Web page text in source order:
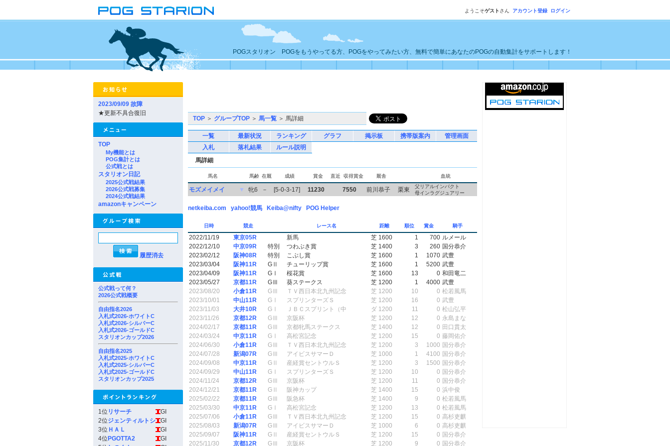
ようこそゲスト さん アカウント登録 ログイン
POGスタリオン POGをもうやってる方、POGをやってみたい方、無料で簡単にあなたのPOGの自動集計をサポートします！
2023/09/09 故障
★更新不具合復旧
TOP
My機能とは
POG集計とは
公式戦とは
スタリオン日記
2025公式戦結果
2026公式戦募集
2024公式戦結果
amazonキャンペーン
履歴消去
公式戦って何？
2026公式戦概要
自由指名2026
入札式2026-ホワイトC
入札式2026-シルバーC
入札式2026-ゴールドC
スタリオンカップ2026
自由指名2025
入札式2025-ホワイトC
入札式2025-シルバーC
入札式2025-ゴールドC
スタリオンカップ2025
1位 リサーチ
GI
2位ジェンティルトシ
GI
3位 ＨＡＬ
GI
4位 PGOTTA2
GI
TOP ＞ グループTOP ＞ 馬一覧 ＞ 馬詳細
一覧 最新状況 ランキング グラフ 掲示板 携帯版案内
管理画面
入札
落札結果
ルール説明
馬詳細
馬名 馬齢 在厩 成績 賞金 直近 収得賞金 厩舎 血統
モズメイメイ ▼ 牝6 － [5-0-3-17] 11230 7550 前川恭子 栗東
父リアルインパクト
母インラグジュアリー
netkeiba.com yahoo!競馬 Keiba@nifty POG Helper
日時 競走 レース名 距離 順位 賞金 騎手
2022/11/19 東京05R 新馬 芝 1600 1 700 ルメール
2022/12/10
中京09R 特別 つわぶき賞 芝 1400 3 260 国分恭介
2023/02/12
阪神08R 特別 こぶし賞 芝 1600 1 1070 武豊
2023/03/04
阪神11R GⅡ チューリップ賞 芝 1600 1 5200 武豊
2023/04/09
阪神11R GⅠ 桜花賞 芝 1600 13 0 和田竜二
2023/05/27
京都11R GⅢ 葵ステークス 芝 1200 1 4000 武豊
2023/08/20
小倉11R GⅢ ＴＶ西日本北九州記念 芝 1200 10 0 松若風馬
2023/10/01
中山11R GⅠ スプリンターズＳ 芝 1200 16 0 武豊
2023/11/03
大井10R GⅠ ＪＢＣスプリント（中 ダ 1200 11 0 松山弘平
2023/11/26
京都12R GⅢ 京阪杯 芝 1200 12 0 永島まな
2024/02/17
京都11R GⅢ 京都牝馬ステークス 芝 1400 12 0 田口貫太
2024/03/24
中京11R GⅠ 高松宮記念 芝 1200 15 0 藤岡佑介
2024/06/30
小倉11R GⅢ ＴＶ西日本北九州記念 芝 1200 3 1000 国分恭介
2024/07/28
新潟07R GⅢ アイビスサマーＤ 芝 1000 1 4100 国分恭介
2024/09/08
中京11R GⅡ 産経賞セントウルＳ 芝 1200 3 1500 国分恭介
2024/09/29
中山11R GⅠ スプリンターズＳ 芝 1200 10 0 国分恭介
2024/11/24
京都12R GⅢ 京阪杯 芝 1200 11 0 国分恭介
2024/12/21
京都11R GⅡ 阪神カップ 芝 1400 15 0 浜中俊
2025/02/22
京都11R GⅢ 阪急杯 芝 1400 9 0 松若風馬
2025/03/30
中京11R GⅠ 高松宮記念 芝 1200 13 0 松若風馬
2025/07/06
小倉11R GⅢ ＴＶ西日本北九州記念 芝 1200 15 0 高杉吏麒
2025/08/03
新潟07R GⅢ アイビスサマーＤ 芝 1000 6 0 高杉吏麒
2025/09/07
阪神11R GⅡ 産経賞セントウルＳ 芝 1200 15 0 国分恭介
2025/11/30
京都12R GⅢ 京阪杯 芝 1200 9 0 国分恭介